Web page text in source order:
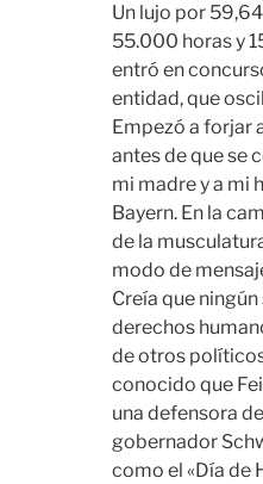
Un lujo por
55.000 horas y
entró en
entidad, que
Empezó a forjar
antes de que se
mi madre y a mi
Bayern. En la
de la
modo de
Creía que
derechos
de otros
conocido que
una defensora
gobernador
como el «Día de